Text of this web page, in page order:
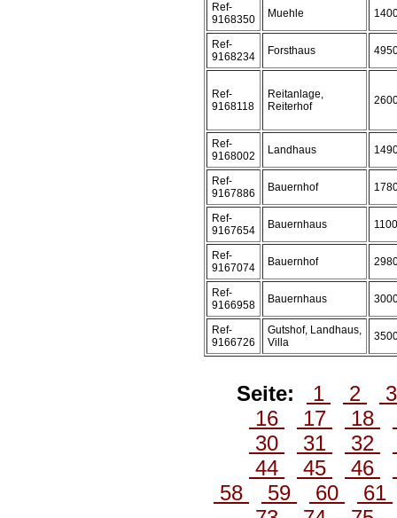
Ref-
9168350
Muehle
Ref-
9168234
Forsthaus
Ref-
9168118
Reitanlage,
Reiterhof
Ref-
9168002
Landhaus
Ref-
9167886
Bauernhof
Ref-
9167654
Bauernhaus
Ref-
9167074
Bauernhof
Ref-
9166958
Bauernhaus
Ref-
9166726
Gutshof, Landhaus,
Villa
Seite: 1 2
16
17 18
30
31 32
44
45 46
58
59 60
61